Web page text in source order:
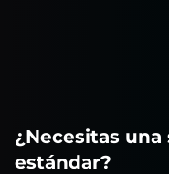
¿Necesitas
estándar?